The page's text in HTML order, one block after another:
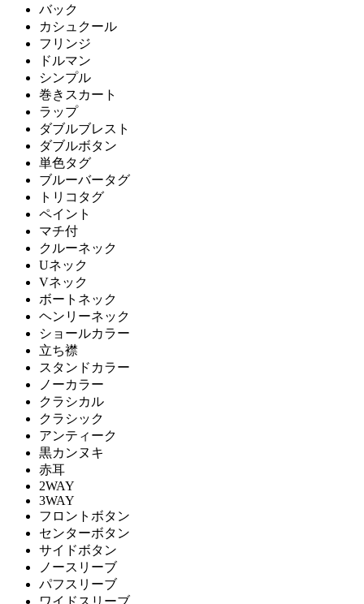
バック
カシュクール
フリンジ
ドルマン
シンプル
巻きスカート
ラップ
ダブルブレスト
ダブルボタン
単色タグ
ブルーバータグ
トリコタグ
ペイント
マチ付
クルーネック
Uネック
Vネック
ボートネック
ヘンリーネック
ショールカラー
立ち襟
スタンドカラー
ノーカラー
クラシカル
クラシック
アンティーク
黒カンヌキ
赤耳
2WAY
3WAY
フロントボタン
センターボタン
サイドボタン
ノースリーブ
パフスリーブ
ワイドスリーブ